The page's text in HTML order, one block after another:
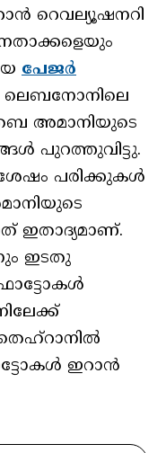
റെവല്യൂഷനറി
പേജര്‍
ലെബനോനിലെ
അമാനിയുടെ
പുറത്തുവിട്ടു.
പരിക്കുകള്‍
ഇതാദ്യമാണ്.
ഇടതു
ഇറാന്‍